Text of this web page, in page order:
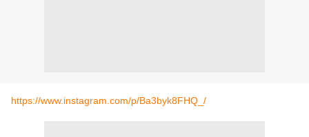
https://www.instagram.com/p/Ba3byk8FHQ_/